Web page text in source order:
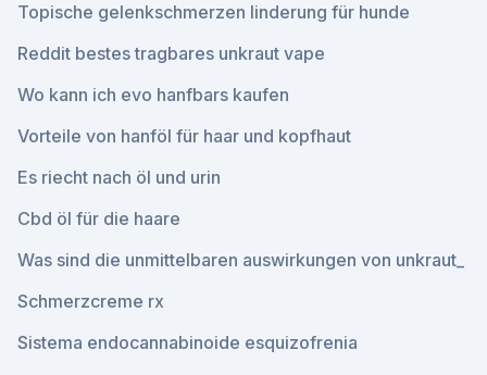
Topische gelenkschmerzen linderung für hunde
Reddit bestes tragbares unkraut vape
Wo kann ich evo hanfbars kaufen
Vorteile von hanföl für haar und kopfhaut
Es riecht nach öl und urin
Cbd öl für die haare
Was sind die unmittelbaren auswirkungen von unkraut_
Schmerzcreme rx
Sistema endocannabinoide esquizofrenia